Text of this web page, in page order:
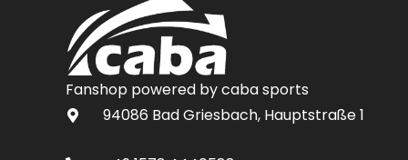
Fanshop powered by caba sports
94086 Bad Griesbach, Hauptstraße 1